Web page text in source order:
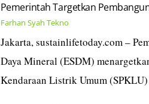
Pemerintah Targetkan
Farhan Syah Tekno
Jakarta, sustainlifetoday.com –
Daya Mineral (ESDM)
Kendaraan Listrik Umum